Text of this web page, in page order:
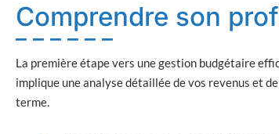
Comprendre son
La première étape vers une gestion budgétaire
implique une analyse détaillée de vos revenus et
terme.